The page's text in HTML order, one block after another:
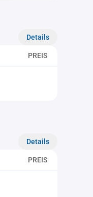
Details
PREIS
Details
PREIS